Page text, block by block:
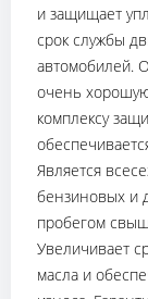
и защищает
срок службы
автомобилей.
очень хорошую
комплексу
Является
бензиновых и
пробегом
Увеличивает
масла и